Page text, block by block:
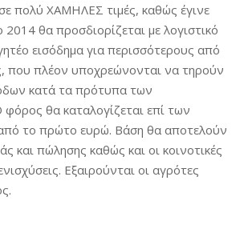
πολύ ΧΑΜΗΛΕΣ τιμές, καθώς έγινε
θα προσδιορίζεται με λογιστικό
εισόδημα για περισσότερους από
που πλέον υποχρεώνονται να τηρούν
κατά τα πρότυπα των
θα καταλογίζεται επί των
το πρώτο ευρώ. Βάση θα αποτελούν
και πώλησης καθώς και οι κοινοτικές
Εξαιρούνται οι αγρότες